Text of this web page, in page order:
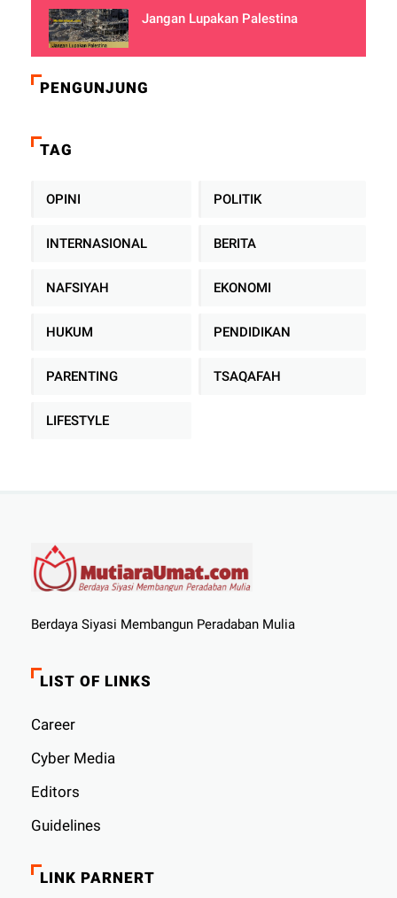
Jangan Lupakan Palestina
PENGUNJUNG
TAG
OPINI POLITIK
INTERNASIONAL BERITA
NAFSIYAH EKONOMI
HUKUM PENDIDIKAN
PARENTING TSAQAFAH
LIFESTYLE
Berdaya Siyasi Membangun Peradaban Mulia
LIST OF LINKS
Career
Cyber ​​Media
Editors
Guidelines
LINK PARNERT